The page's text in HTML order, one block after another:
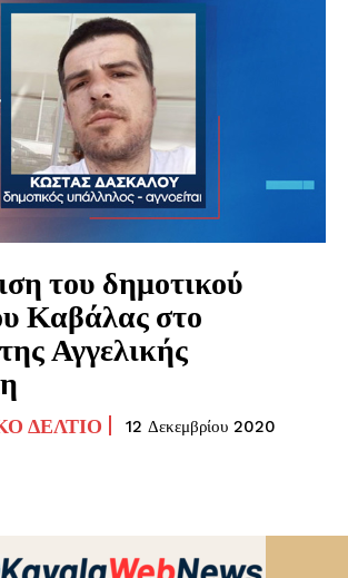
του δημοτικού
Καβάλας στο
Αγγελικής
ΔΕΛΤΊΟ 12 Δεκεμβρίου 2020